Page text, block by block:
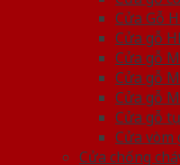
Cửa Gỗ
Cửa gỗ
Cửa gỗ
Cửa gỗ
Cửa gỗ
Cửa gỗ
Cửa vòm
Cửa chống